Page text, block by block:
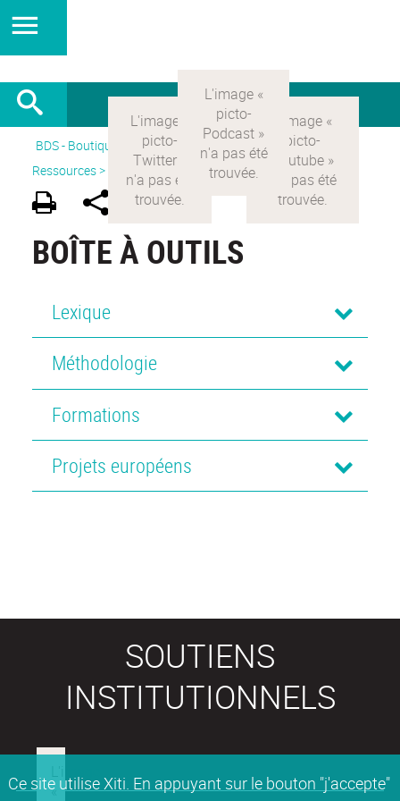
Ce site utilise Xiti. En appuyant sur le bouton "j'accepte"
BDS - Boutique des sciences Version Française>
Ressources >
Boîte à outils
BOÎTE À OUTILS
Lexique
Méthodologie
Formations
Projets européens
SOUTIENS
INSTITUTIONNELS